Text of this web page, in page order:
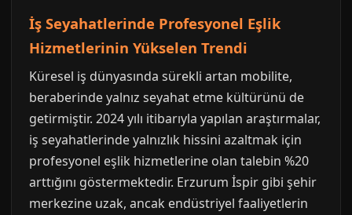
İş Seyahatlerinde Profesyonel Eşlik
Hizmetlerinin Yükselen Trendi
Küresel iş dünyasında sürekli artan mobilite,
beraberinde yalnız seyahat etme kültürünü de
getirmiştir. 2024 yılı itibarıyla yapılan araştırmalar,
iş seyahatlerinde yalnızlık hissini azaltmak için
profesyonel eşlik hizmetlerine olan talebin %20
arttığını göstermektedir. Erzurum İspir gibi şehir
merkezine uzak, ancak endüstriyel faaliyetlerin